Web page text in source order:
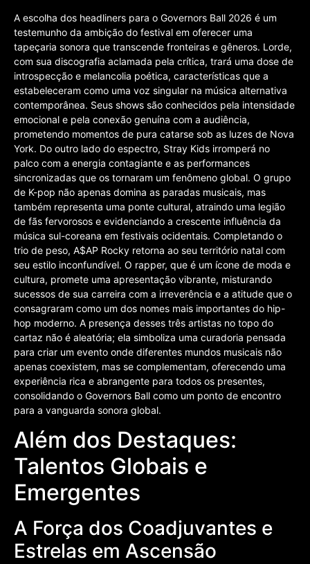
A escolha dos headliners para o Governors Ball 2026 é um
testemunho da ambição do festival em oferecer uma
tapeçaria sonora que transcende fronteiras e gêneros. Lorde,
com sua discografia aclamada pela crítica, trará uma dose de
introspecção e melancolia poética, características que a
estabeleceram como uma voz singular na música alternativa
contemporânea. Seus shows são conhecidos pela intensidade
emocional e pela conexão genuína com a audiência,
prometendo momentos de pura catarse sob as luzes de Nova
York. Do outro lado do espectro, Stray Kids irromperá no
palco com a energia contagiante e as performances
sincronizadas que os tornaram um fenômeno global. O grupo
de K-pop não apenas domina as paradas musicais, mas
também representa uma ponte cultural, atraindo uma legião
de fãs fervorosos e evidenciando a crescente influência da
música sul-coreana em festivais ocidentais. Completando o
trio de peso, A$AP Rocky retorna ao seu território natal com
seu estilo inconfundível. O rapper, que é um ícone de moda e
cultura, promete uma apresentação vibrante, misturando
sucessos de sua carreira com a irreverência e a atitude que o
consagraram como um dos nomes mais importantes do hip-
hop moderno. A presença desses três artistas no topo do
cartaz não é aleatória; ela simboliza uma curadoria pensada
para criar um evento onde diferentes mundos musicais não
apenas coexistem, mas se complementam, oferecendo uma
experiência rica e abrangente para todos os presentes,
consolidando o Governors Ball como um ponto de encontro
para a vanguarda sonora global.
Além dos Destaques:
Talentos Globais e
Emergentes
A Força dos Coadjuvantes e
Estrelas em Ascensão